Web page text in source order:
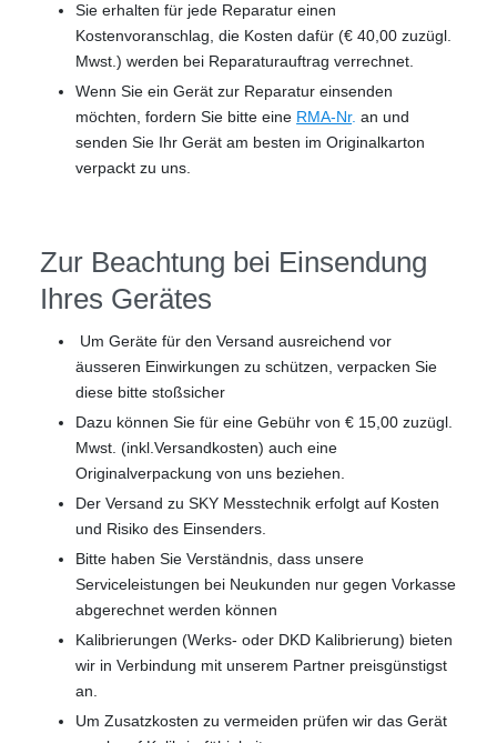
Sie erhalten für jede Reparatur einen
Kostenvoranschlag, die Kosten dafür (€ 40,00 zuzügl.
Mwst.) werden bei Reparaturauftrag verrechnet.
Wenn Sie ein Gerät zur Reparatur einsenden
möchten, fordern Sie bitte eine RMA-Nr. an und
senden Sie Ihr Gerät am besten im Originalkarton
verpackt zu uns.
Zur Beachtung bei Einsendung
Ihres Gerätes
Um Geräte für den Versand ausreichend vor
äusseren Einwirkungen zu schützen, verpacken Sie
diese bitte stoßsicher
Dazu können Sie für eine Gebühr von € 15,00 zuzügl.
Mwst. (inkl.Versandkosten) auch eine
Originalverpackung von uns beziehen.
Der Versand zu SKY Messtechnik erfolgt auf Kosten
und Risiko des Einsenders.
Bitte haben Sie Verständnis, dass unsere
Serviceleistungen bei Neukunden nur gegen Vorkasse
abgerechnet werden können
Kalibrierungen (Werks- oder DKD Kalibrierung) bieten
wir in Verbindung mit unserem Partner preisgünstigst
an.
Um Zusatzkosten zu vermeiden prüfen wir das Gerät